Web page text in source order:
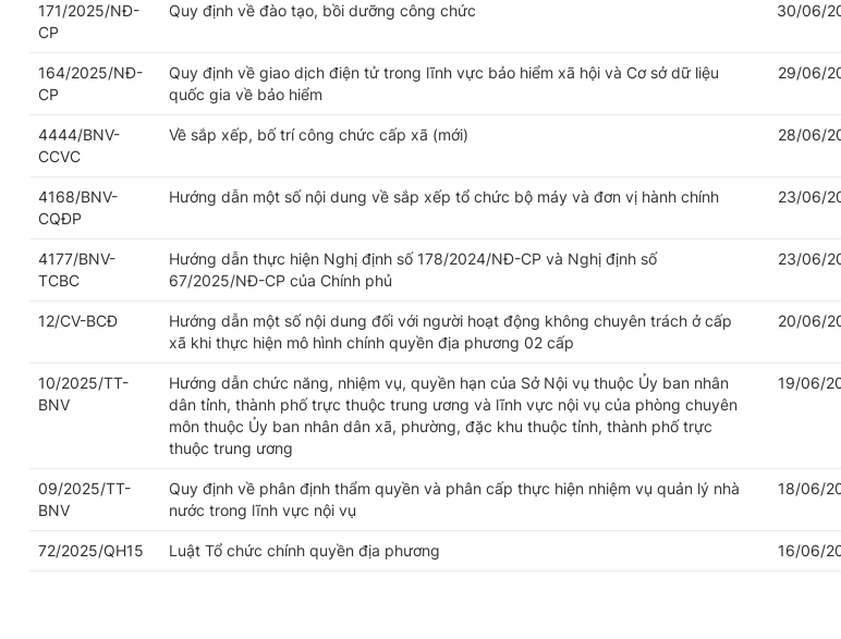
171/2025/NĐ-
CP
Quy định về đào tạo, bồi dưỡng công chức 30/06/
164/2025/NĐ-
CP
Quy định về giao dịch điện tử trong lĩnh vực bảo hiểm xã hội và Cơ sở dữ liệu
quốc gia về bảo hiểm
29/06/
4444/BNV-
CCVC
Về sắp xếp, bố trí công chức cấp xã (mới) 28/06/
4168/BNV-
CQĐP
Hướng dẫn một số nội dung về sắp xếp tổ chức bộ máy và đơn vị hành chính 23/06/
4177/BNV-
TCBC
Hướng dẫn thực hiện Nghị định số 178/2024/NĐ-CP và Nghị định số
67/2025/NĐ-CP của Chính phủ
23/06/
12/CV-BCĐ
Hướng dẫn một số nội dung đối với người hoạt động không chuyên trách ở cấp
xã khi thực hiện mô hình chính quyền địa phương 02 cấp
20/06/
10/2025/TT-
BNV
Hướng dẫn chức năng, nhiệm vụ, quyền hạn của Sở Nội vụ thuộc Ủy ban nhân
dân tỉnh, thành phố trực thuộc trung ương và lĩnh vực nội vụ của phòng chuyên
môn thuộc Ủy ban nhân dân xã, phường, đặc khu thuộc tỉnh, thành phố trực
thuộc trung ương
19/06/
09/2025/TT-
BNV
Quy định về phân định thẩm quyền và phân cấp thực hiện nhiệm vụ quản lý nhà
nước trong lĩnh vực nội vụ
18/06/
72/2025/QH15 Luật Tổ chức chính quyền địa phương 16/06/